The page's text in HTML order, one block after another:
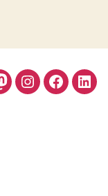
Instagram